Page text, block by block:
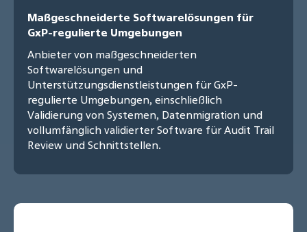
Maßgeschneiderte Softwarelösungen für
GxP-regulierte Umgebungen
Anbieter von maßgeschneiderten
Softwarelösungen und
Unterstützungsdienstleistungen für GxP-
regulierte Umgebungen, einschließlich
Validierung von Systemen, Datenmigration und
vollumfänglich validierter Software für Audit Trail
Review und Schnittstellen.